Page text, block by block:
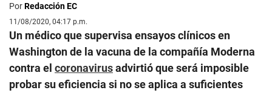
PorRedacción EC
11/08/2020, 04:17 p.m.
Un médico que supervisa ensayos clínicos en
Washington de la vacuna de la compañía Moderna
contra el coronavirusadvirtió que será imposible
probar su eficiencia si no se aplica a suficientes